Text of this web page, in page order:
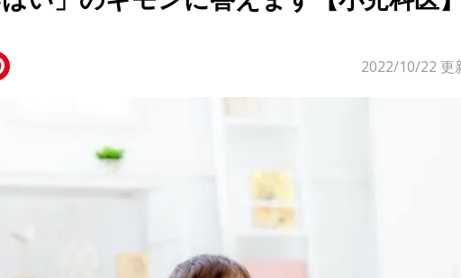
2022/10/22 更